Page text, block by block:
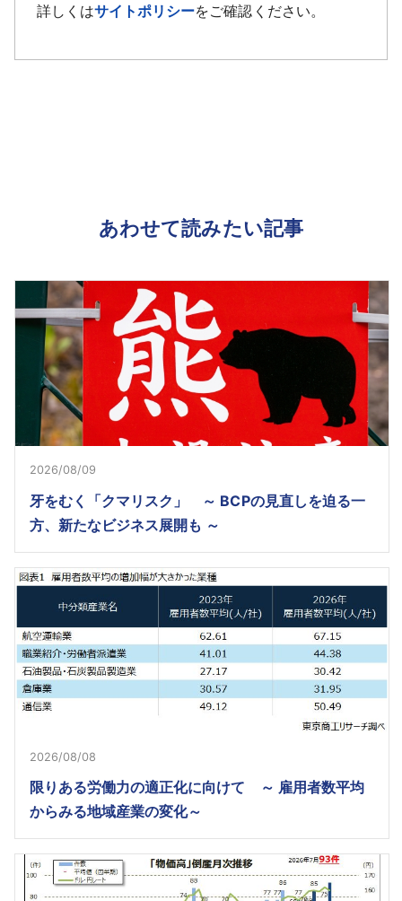
詳しくはサイトポリシーをご確認ください。
あわせて読みたい記事
2026/08/09
牙をむく「クマリスク」 ～ BCPの見直しを迫る一
方、新たなビジネス展開も ～
2026/08/08
限りある労働力の適正化に向けて ～ 雇用者数平均
からみる地域産業の変化～